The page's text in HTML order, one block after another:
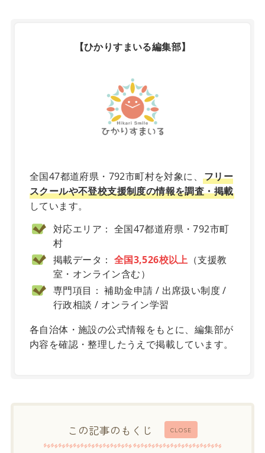
【ひかりすまいる編集部】
全国47都道府県・792市町村を対象に、 フリー
スクールや不登校支援制度の情報を調査・掲載
しています。
対応エリア： 全国47都道府県・792市町
村
掲載データ： 全国3,526校以上 （支援教
室・オンライン含む）
専門項目： 補助金申請 / 出席扱い制度 /
行政相談 / オンライン学習
各自治体・施設の公式情報をもとに、編集部が
内容を確認・整理したうえで掲載しています。
CLOSE
この記事のもくじ